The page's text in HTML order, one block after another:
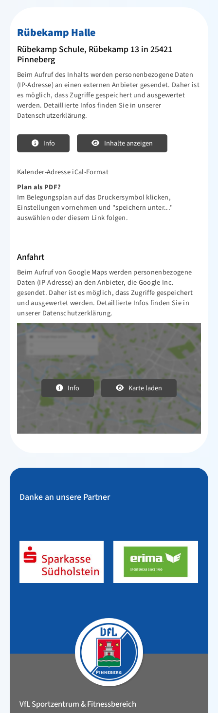
Rübekamp Halle
Rübekamp Schule, Rübekamp 13 in 25421
Pinneberg
Beim Aufruf des Inhalts werden personenbezogene Daten
(IP-Adresse) an einen externen Anbieter gesendet. Daher ist
es möglich, dass Zugriffe gespeichert und ausgewertet
werden. Detaillierte Infos finden Sie in unserer
Datenschutzerklärung.
Info Inhalte anzeigen
Kalender-Adresse iCal-Format
Plan als PDF?
Im Belegungsplan auf das Druckersymbol klicken,
Einstellungen vornehmen und "speichern unter..."
auswählen oder diesem Linkfolgen.
Anfahrt
Beim Aufruf von Google Maps werden personenbezogene
Daten (IP-Adresse) an den Anbieter, die Google Inc.
gesendet. Daher ist es möglich, dass Zugriffe gespeichert
und ausgewertet werden. Detaillierte Infos finden Sie in
unserer Datenschutzerklärung.
Info Karte laden
Danke an unsere Partner
VfL Sportzentrum & Fitnessbereich
Newsletter
Downloads
Ehrungen
Mitglied werden
Vereinskollektion